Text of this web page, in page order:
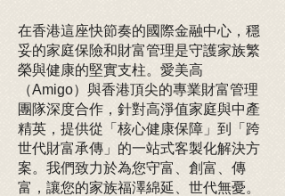
在香港這座快節奏的國際金融中心，穩
妥的家庭保險和財富管理是守護家族繁
榮與健康的堅實支柱。愛美高
（Amigo）與香港頂尖的專業財富管理
團隊深度合作，針對高淨值家庭與中產
精英，提供從「核心健康保障」到「跨
世代財富承傳」的一站式客製化解決方
案。我們致力於為您守富、創富、傳
富，讓您的家族福澤綿延、世代無憂。